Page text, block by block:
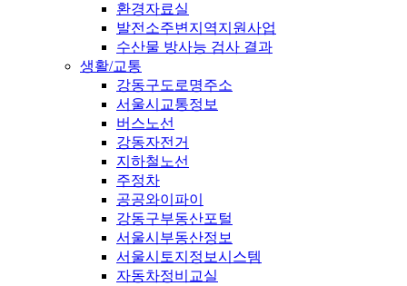
환경자료실
발전소주변지역지원사업
수산물 방사능 검사 결과
생활/교통
강동구도로명주소
서울시교통정보
버스노선
강동자전거
지하철노선
주정차
공공와이파이
강동구부동산포털
서울시부동산정보
서울시토지정보시스템
자동차정비교실